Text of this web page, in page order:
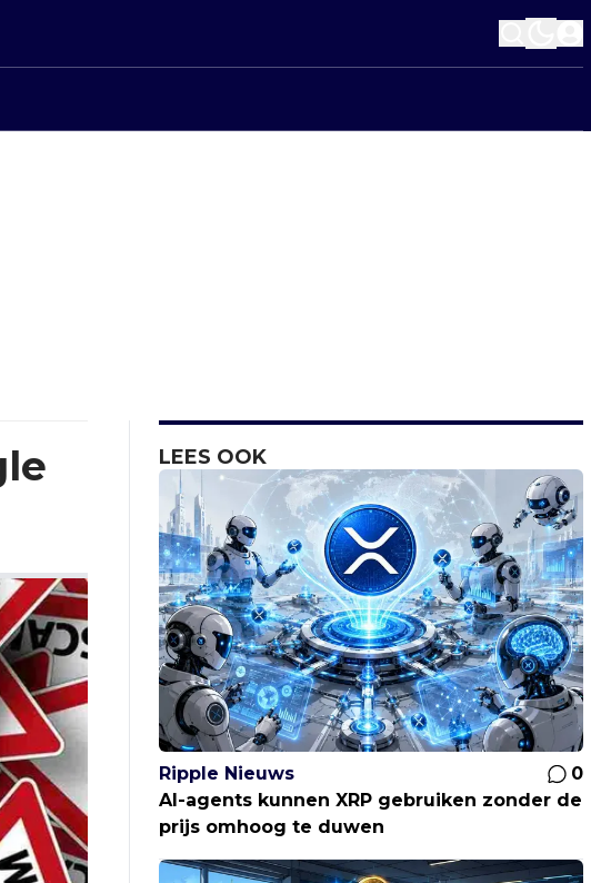
LEES OOK
Ripple Nieuws
0
AI-agents kunnen XRP gebruiken zonder de
prijs omhoog te duwen